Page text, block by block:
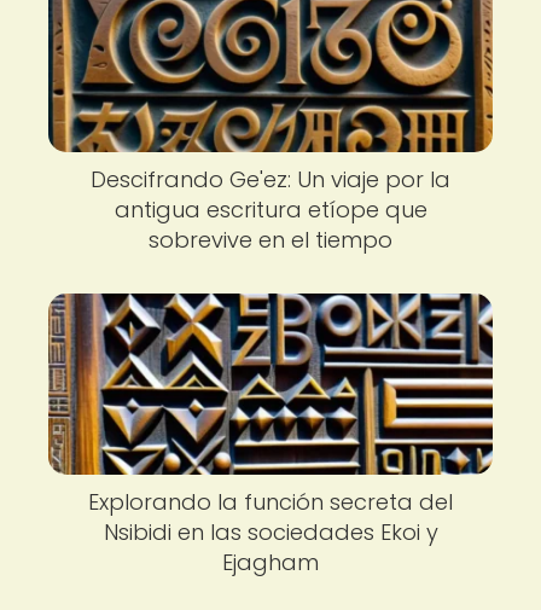
Descifrando Ge'ez: Un viaje por la
antigua escritura etíope que
sobrevive en el tiempo
Explorando la función secreta del
Nsibidi en las sociedades Ekoi y
Ejagham